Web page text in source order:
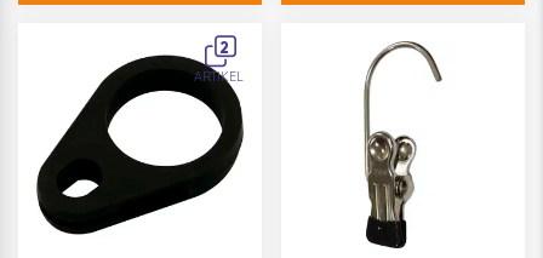
Aufhängestift statt e…
Inhaltsangabe (ST): 1
2
ARTIKEL